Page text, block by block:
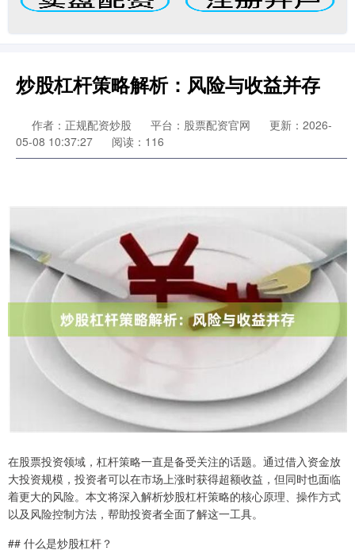
炒股杠杆策略解析：风险与收益并存
作者：正规配资炒股 平台：股票配资官网
更新：2026-
05-08 10:37:27
阅读：116
在股票投资领域，杠杆策略一直是备受关注的话题。通过借入资金放
大投资规模，投资者可以在市场上涨时获得超额收益，但同时也面临
着更大的风险。本文将深入解析炒股杠杆策略的核心原理、操作方式
以及风险控制方法，帮助投资者全面了解这一工具。
## 什么是炒股杠杆？